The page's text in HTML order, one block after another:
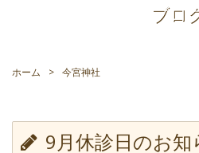
ブロ
ホーム > 今宮神社
9月休診日のお知